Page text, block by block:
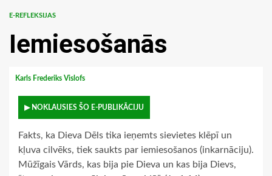
E-REFLEKSIJAS
Iemiesošanās
Karls Frederiks Vislofs
▶ NOKLAUSIES ŠO E-PUBLIKĀCIJU
Fakts, ka Dieva Dēls tika ieņemts sievietes klēpī un
kļuva cilvēks, tiek saukts par iemiesošanos (inkarnāciju).
Mūžīgais Vārds, kas bija pie Dieva un kas bija Dievs,